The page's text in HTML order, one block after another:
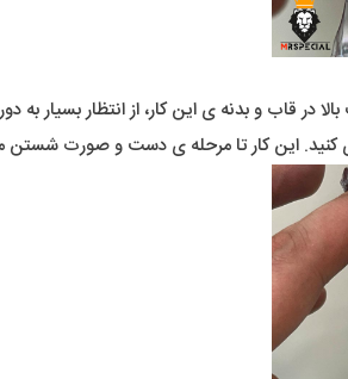
در قاب و بدنه ی این کار، از انتظار بسیار
کنید. این کار تا مرحله ی دست و صورت